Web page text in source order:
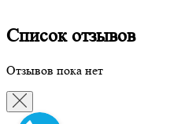
Список отзывов
Отзывов пока нет